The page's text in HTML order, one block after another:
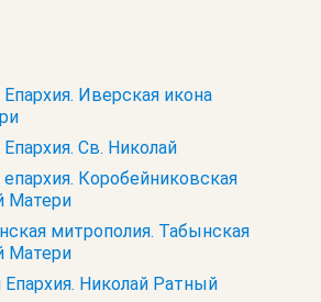
Епархия. Иверская икона
Св. Николай
епархия. Коробейниковская
Матери
митрополия. Табынская
Матери
Епархия. Николай Ратный